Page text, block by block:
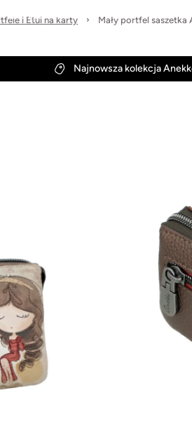
Najnowsza kolekcja
i Etui na karty Mały portfel saszetka